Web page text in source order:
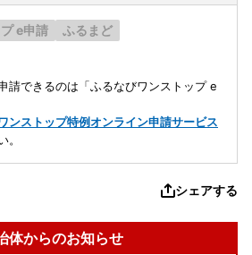
e申請
ふるまど
請できるのは「ふるなびワンストップ e
ンストップ特例オンライン申請サービス
。
シェアする
体からのお知らせ